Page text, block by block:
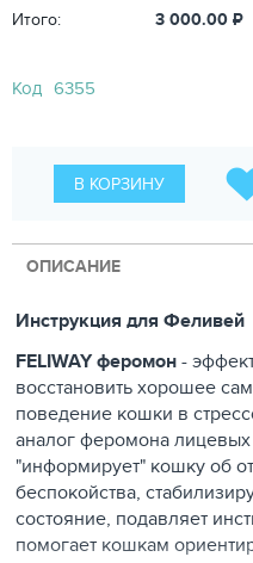
Итого: 3 000.00 ₽
Код 6355
В КОРЗИНУ
ОПИСАНИЕ
Инструкция для Феливей
FELIWAY феромон-
восстановить хорошее
поведение кошки в
аналог феромона
"информирует" кошку об
беспокойства,
состояние, подавляет
помогает кошкам